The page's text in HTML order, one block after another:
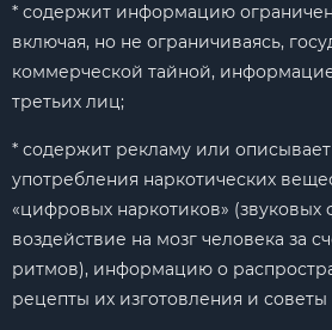
* содержит информацию
включая, но не ограничиваясь,
коммерческой тайной,
третьих лиц;
* содержит рекламу или
употребления наркотических
«цифровых наркотиков»
воздействие на мозг человека за
ритмов), информацию о
рецепты их изготовления и